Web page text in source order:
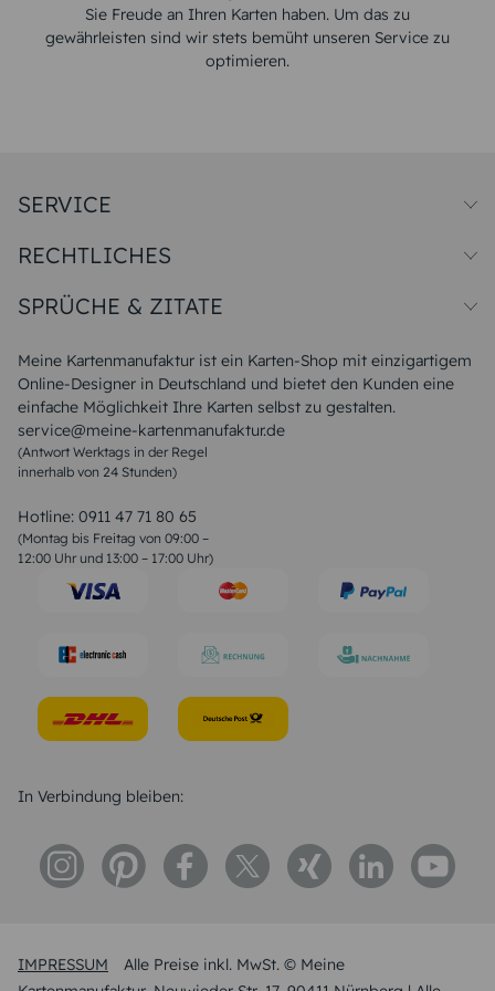
Sie Freude an Ihren Karten haben. Um das zu
gewährleisten sind wir stets bemüht unseren Service zu
optimieren.
Meine Kartenmanufaktur ist ein Karten-Shop mit einzigartigem
Online-Designer in Deutschland und bietet den Kunden eine
einfache Möglichkeit Ihre Karten selbst zu gestalten.
service@meine-kartenmanufaktur.de
(Antwort Werktags in der Regel
innerhalb von 24 Stunden)
Hotline: 0911 47 71 80 65
(Montag bis Freitag von 09:00 –
12:00 Uhr und 13:00 – 17:00 Uhr)
SERVICE
Papiersorten
Unsere Produktion
Magazin
FAQ
RECHTLICHES
Widerrufsbelehrung
SPRÜCHE & ZITATE
Liebeskummer Sprüche
Sommer Sprüche
Muttertagssprüche
Sprüche zur Hochzeit
Sprüche zur Konfirmation & Kommunion
Weihnachtsgedichte
Liebessprüche
Geburtstagssprüche
Trauersprüche
Konfirmation Glückwünsche
IMPRESSUM
Alle Preise inkl. MwSt. © Meine
In Verbindung bleiben: